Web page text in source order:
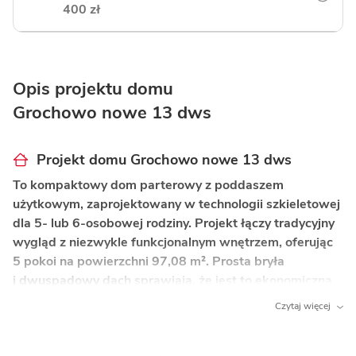
400 zł
Opis projektu domu
Grochowo nowe 13 dws
Projekt domu Grochowo nowe 13 dws
To kompaktowy dom parterowy z poddaszem
użytkowym, zaprojektowany w technologii szkieletowej
dla 5- lub 6-osobowej rodziny. Projekt łączy tradycyjny
wygląd z niezwykle funkcjonalnym wnętrzem, oferując
5 pokoi na powierzchni 97,08 m². Prosta bryła
i dwuspadowy dach sprawiają, że jest to ekonomiczna
i sprawdzona propozycja dla osób marzącychCzytaj więcej